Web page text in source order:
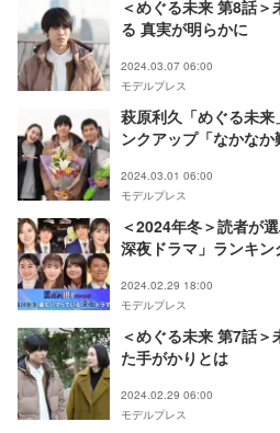
＜めぐる未来 第8話
る 真実が明らかに
2024.03.07 06:00
モデルプレス
萩原利久「めぐる未
ンクアップ「なかなか
2024.03.01 06:00
モデルプレス
＜2024年冬＞読者が
深夜ドラマ」ランキ
2024.02.29 18:00
モデルプレス
＜めぐる未来 第7話
た手がかりとは
2024.02.29 06:00
モデルプレス